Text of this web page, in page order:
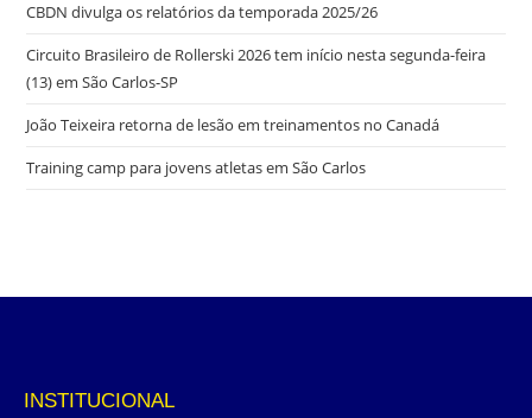
CBDN divulga os relatórios da temporada 2025/26
Circuito Brasileiro de Rollerski 2026 tem início nesta segunda-feira
(13) em São Carlos-SP
João Teixeira retorna de lesão em treinamentos no Canadá
Training camp para jovens atletas em São Carlos
INSTITUCIONAL